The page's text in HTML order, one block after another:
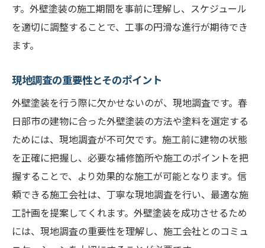
す。外壁塗装の施工期間を事前に理解し、スケジュール
を適切に調整することで、工事の円滑な進行が期待でき
ます。
現地調査の重要性とそのポイント
外壁塗装を行う際に欠かせないのが、現地調査です。春
日部市の建物に合った外壁塗装の方法や塗料を選定する
ためには、現地調査が不可欠です。施工前に建物の状態
を正確に把握し、必要な補修箇所や施工のポイントを把
握することで、より効果的な施工が可能となります。信
頼できる施工会社は、丁寧な現地調査を行い、最適な施
工計画を提案してくれます。外壁塗装を成功させるため
には、現地調査の重要性を理解し、施工会社とのコミュ